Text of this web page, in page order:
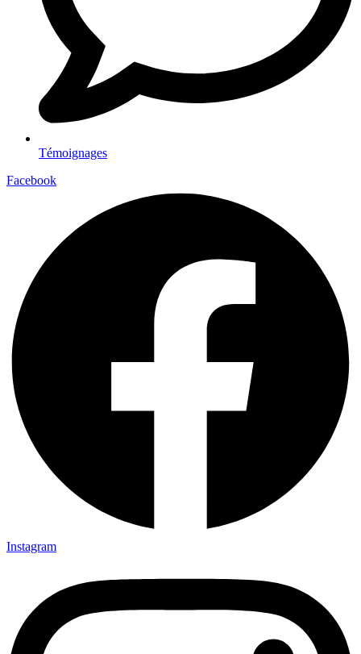
Témoignages
Facebook
Instagram